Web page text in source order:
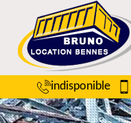
indisponible